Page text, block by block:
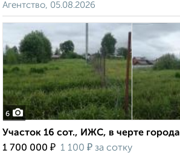
Агентство, 05.08.2026
6
Участок 16 сот., ИЖС, в черте города
1 700 000 ₽ 1 100 ₽ за сотку